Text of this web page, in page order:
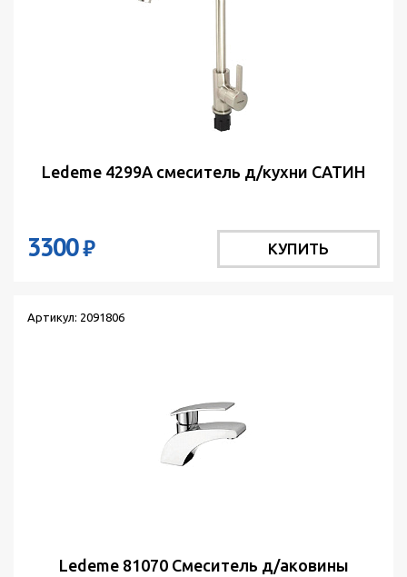
Ledeme 4299A смеситель д/кухни САТИН
3300₽ КУПИТЬ
Артикул: 2091806
Ledeme 81070 Cмеситель д/аковины